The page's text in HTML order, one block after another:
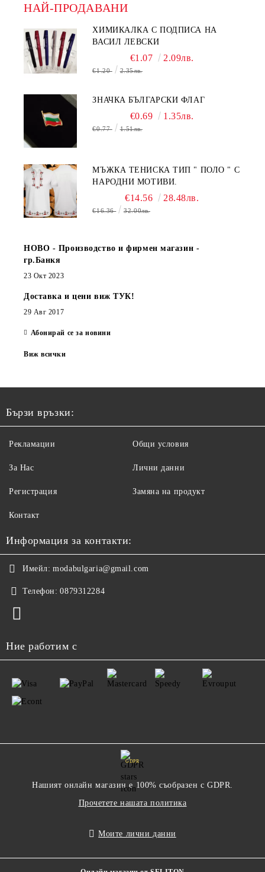
НАЙ-ПРОДАВАНИ
ХИМИКАЛКА С ПОДПИСА НА
ВАСИЛ ЛЕВСКИ
€1.07 2.09лв.
€1.20 2.35лв.
ЗНАЧКА БЪЛГАРСКИ ФЛАГ
€0.69 1.35лв.
€0.77 1.51лв.
МЪЖКА ТЕНИСКА ТИП " ПОЛО " С
НАРОДНИ МОТИВИ.
€14.56 28.48лв.
€16.36 32.00лв.
НОВО - Производство и фирмен магазин -
гр.Банкя
23 Окт 2023
Доставка и цени виж ТУК!
29 Авг 2017
Абонирай се за новини
Виж всички
Бързи връзки:
Рекламации
За Нас
Регистрация
Контакт
Общи условия
Лични данни
Замяна на продукт
Информация за контакти:
Имейл: modabulgaria@gmail.com
Телефон: 0879312284
Ние работим с
GDPR
Нашият онлайн магазин е 100% съобразен с GDPR.
Прочетете нашата политика
Моите лични данни